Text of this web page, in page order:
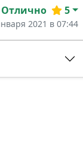
Отлично 5
2021 в 07:44